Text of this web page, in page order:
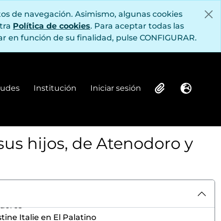
de navegación. Asimismo, algunas cookies
Política de cookies. Para aceptar todas las
en función de su finalidad, pulse CONFIGURAR.
Institución
Institución
Iniciar sesión
Iniciar sesión ClipboardIdioma
hijos, de Atenodoro y
atribuido a Fortuna Virilis y también a Mater Matuta
Sexto
(Coliseo)
Italie en El Palatino